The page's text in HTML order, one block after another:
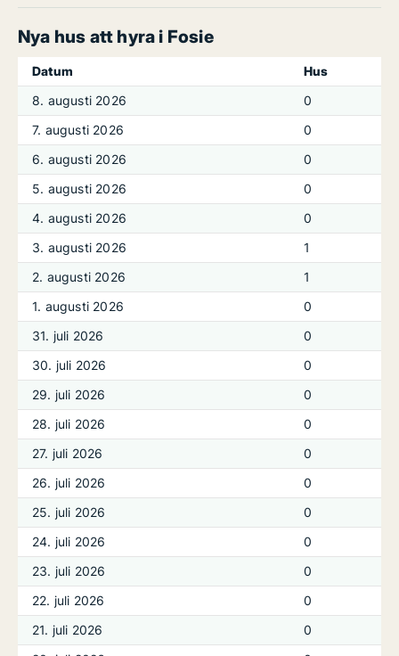
Nya hus att hyra i Fosie
Datum
Hus
8. augusti 2026
0
7. augusti 2026
0
6. augusti 2026
0
5. augusti 2026
0
4. augusti 2026
0
3. augusti 2026
1
2. augusti 2026
1
1. augusti 2026
0
31. juli 2026
0
30. juli 2026
0
29. juli 2026
0
28. juli 2026
0
27. juli 2026
0
26. juli 2026
0
25. juli 2026
0
24. juli 2026
0
23. juli 2026
0
22. juli 2026
0
21. juli 2026
0